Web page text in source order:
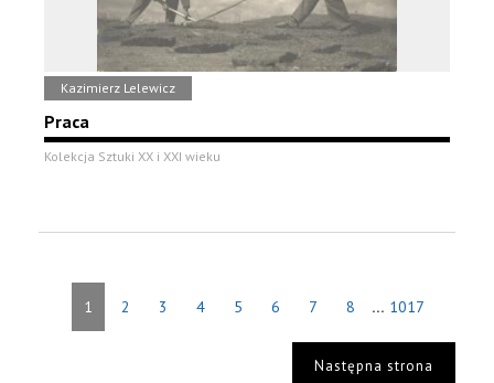
Kazimierz Lelewicz
Praca
Kolekcja Sztuki XX i XXI wieku
1 2 3 4 5 6 7 8 ... 1017
Następna strona